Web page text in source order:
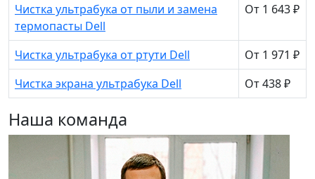
Чистка ультрабука от пыли и замена
термопасты Dell
От 1 643 ₽
Чистка ультрабука от ртути Dell
От 1 971 ₽
Чистка экрана ультрабука Dell
От 438 ₽
Наша команда